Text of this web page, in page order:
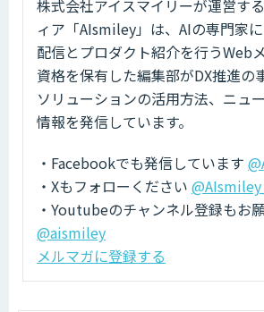
株式会社アイスマイリーが運営す
ィア「AIsmiley」は、AIの専門家
配信とプロダクト紹介を行うWeb
資格を保有した編集部がDX推進の
ソリューションの活用方法、ニュ
情報を発信しています。
・Facebookでも発信しています
・Xもフォローください
・Youtubeのチャンネル登録もお
@aismiley
メルマガに登録する